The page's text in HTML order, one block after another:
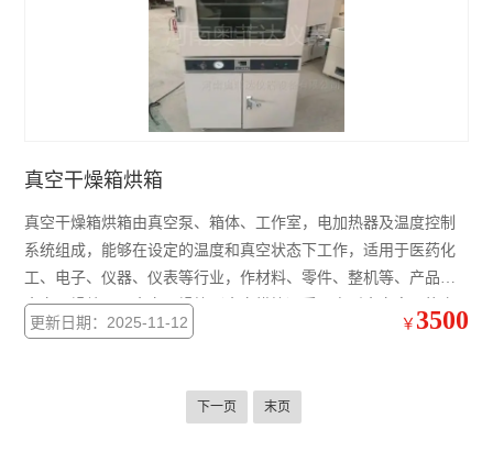
真空干燥箱烘箱
真空干燥箱烘箱由真空泵、箱体、工作室，电加热器及温度控制
系统组成，能够在设定的温度和真空状态下工作，适用于医药化
工、电子、仪器、仪表等行业，作材料、零件、整机等、产品的
真空干燥处理。真空干燥箱（真空烘箱）采用方形真空室，能充
分利用空间，抽气速率快，真空度高，操作简便。
更新日期：2025-11-12 ￥ 3500
下一页 末页